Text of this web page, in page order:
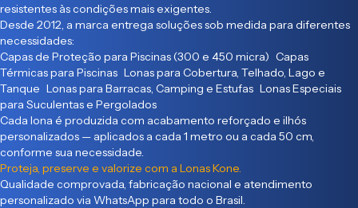
resistentes às condições mais exigentes.
Desde 2012, a marca entrega soluções sob medida para diferentes
necessidades:
Capas de Proteção para Piscinas (300 e 450 micra) Capas
Térmicas para Piscinas Lonas para Cobertura, Telhado, Lago e
Tanque Lonas para Barracas, Camping e Estufas Lonas Especiais
para Suculentas e Pergolados
Cada lona é produzida com acabamento reforçado e ilhós
personalizados — aplicados a cada 1 metro ou a cada 50 cm,
conforme sua necessidade.
Proteja, preserve e valorize com a Lonas Kone.
Qualidade comprovada, fabricação nacional e atendimento
personalizado via WhatsApp para todo o Brasil.